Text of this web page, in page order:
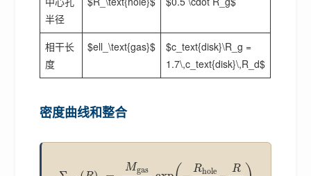
半径
相干长
度
$ell_\text{gas}$
$c_text{disk}\R_g =
1.7\,c_text{disk}\,R_d$
密度曲线和整合
Mgas Rhole
R